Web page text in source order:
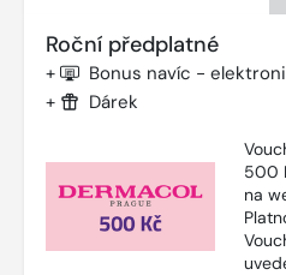
Roční předplatné
+ Bonus navíc -
+ Dárek
500
na